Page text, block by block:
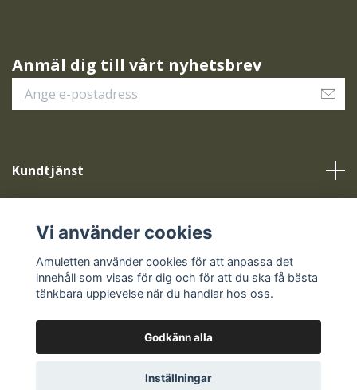
Anmäl dig till vårt nyhetsbrev
Kundtjänst
Sociala medier
© 2026 Amuletten
Vi använder cookies
Amuletten använder cookies för att anpassa det
innehåll som visas för dig och för att du ska få bästa
tänkbara upplevelse när du handlar hos oss.
Godkänn alla
Inställningar